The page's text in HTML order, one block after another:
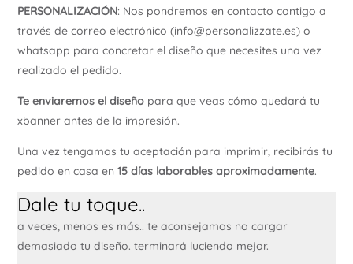
PERSONALIZACIÓN: Nos pondremos en contacto contigo a
través de correo electrónico (info@personalizzate.es) o
whatsapp para concretar el diseño que necesites una vez
realizado el pedido.
Te enviaremos el diseñopara que veas cómo quedará tu
xbanner antes de la impresión.
Una vez tengamos tu aceptación para imprimir, recibirás tu
pedido en casa en 15 días laborables aproximadamente.
Dale tu toque..
a veces, menos es más.. te aconsejamos no cargar
demasiado tu diseño. terminará luciendo mejor.